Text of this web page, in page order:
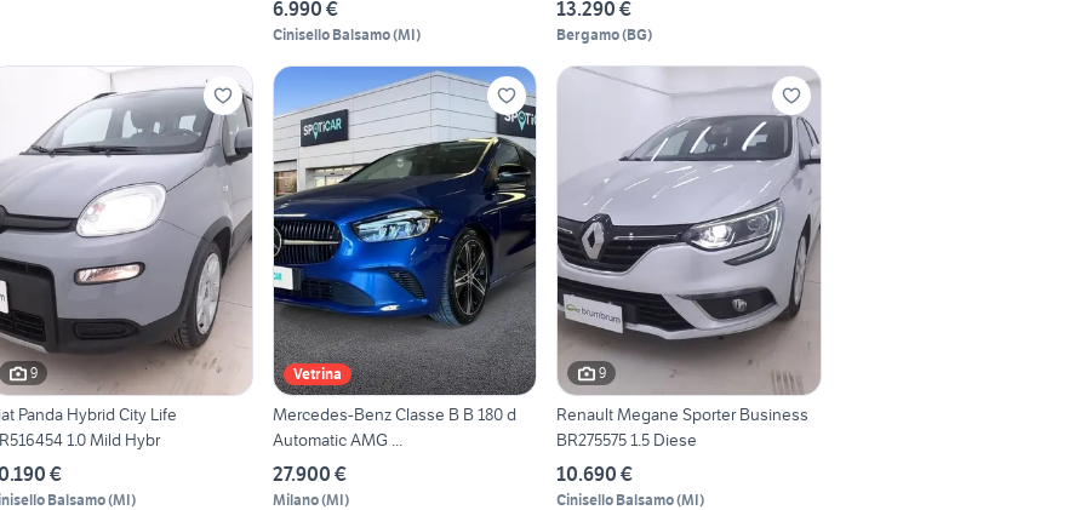
6.990 €
Cinisello Balsamo(MI)
13.290 €
Bergamo(BG)
9
Panda Hybrid City Life
1.0 Mild Hybr
€
Balsamo(MI)
Vetrina
Mercedes-Benz Classe B B 180 d
Automatic AMG ...
27.900 €
Milano(MI)
9
Renault Megane Sporter Business
BR275575 1.5 Diese
10.690 €
Cinisello Balsamo(MI)